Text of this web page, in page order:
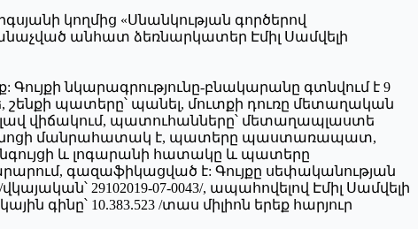
կողմից «Սնանկության գործերով
անհատ ձեռնարկատեր Էմիլ Սամվելի
Գույքի նկարագրությունը-բնակարանը գտնվում է 9
շենքի պատերը՝ պանել, մուտքի դուռը մետաղական
վիճակում, պատուհանները՝ մետաղապլաստե
մանրահատակ է, պատերը պաստառապատ,
և լոգարանի հատակը և պատերը
գազաֆիկացված է: Գույքը սեփականության
29102019-07-0043/, ապահովելով Էմիլ Սամվելի
10.383.523 /տաս միլիոն երեք հարյուր